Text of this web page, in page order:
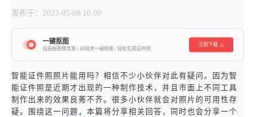
发布于：2023-05-08 10:00
一键抠图
自由抠图换背景 / AI技术一键抠图 / 轻松生成证件照
立即下载
智能证件照照片能用吗？相信不少小伙伴对此有疑问。因为智
能证件照是近期才出现的一种制作技术，并且市面上不同工具
制作出来的效果良莠不齐。很多小伙伴就会对照片的可用性存
疑。围绕这一问题，本篇将分享相关回答，同时也会分享一个